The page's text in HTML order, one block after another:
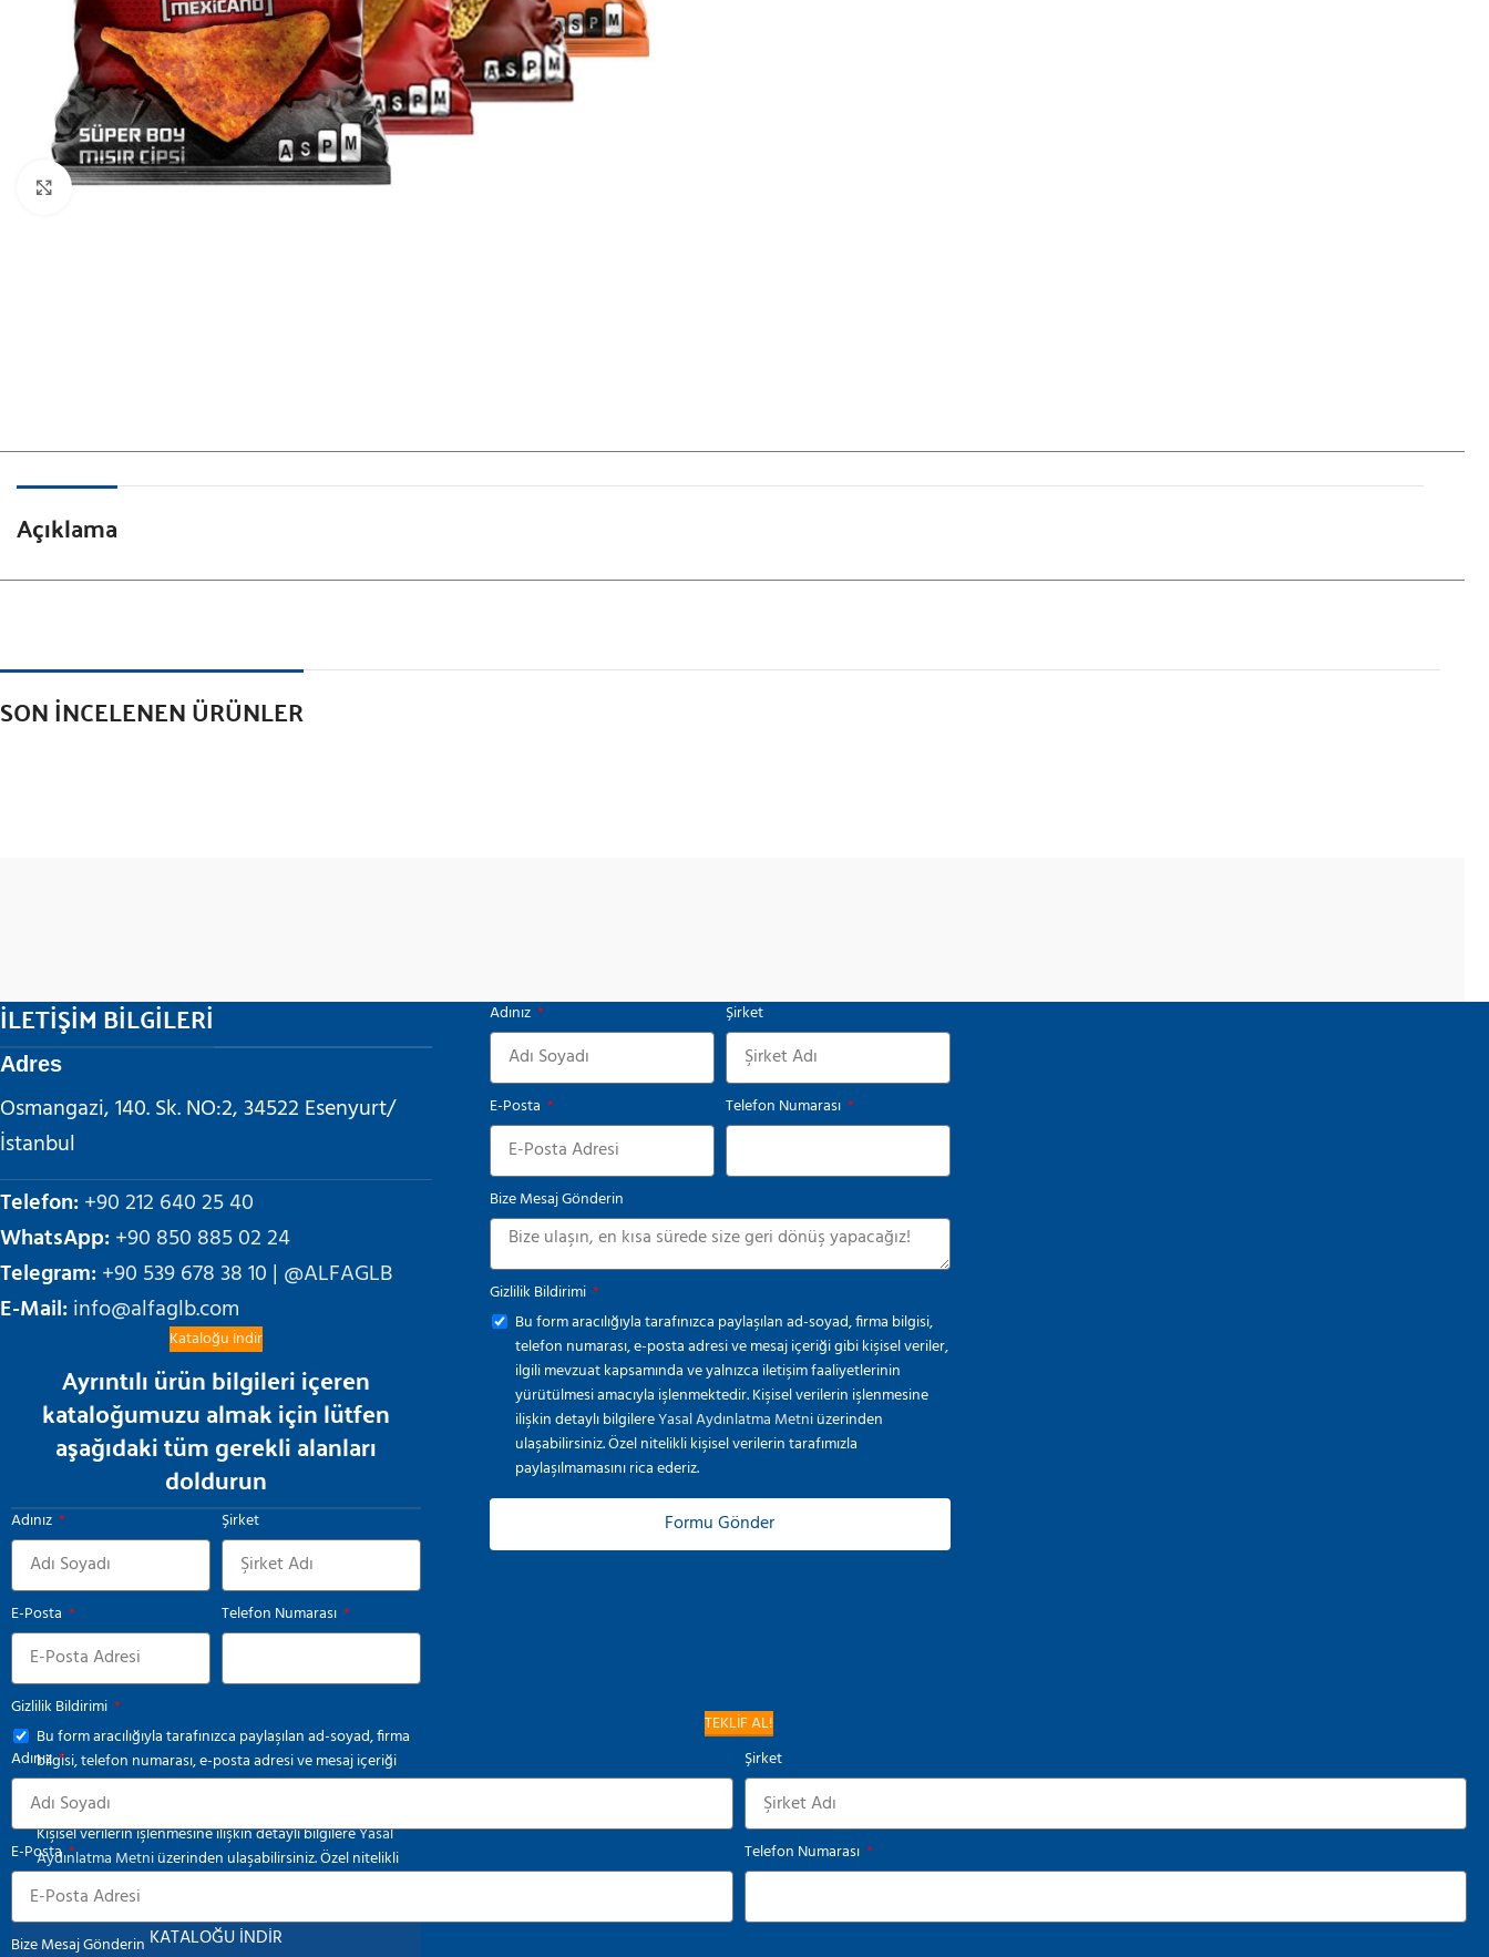
Görüntüle
Açıklama
SON İNCELENEN ÜRÜNLER
İLETİŞİM BİLGİLERİ
Adres
Osmangazi, 140. Sk. NO:2, 34522 Esenyurt/
İstanbul
Telefon:+90 212 640 25 40
WhatsApp:+90 850 885 02 24
Telegram:+90 539 678 38 10 | @ALFAGLB
E-Mail:info@alfaglb.com
Kataloğu İndir
Ayrıntılı ürün bilgileri içeren
kataloğumuzu almak için lütfen
aşağıdaki tüm gerekli alanları
doldurun
Adınız Şirket
E-Posta Telefon Numarası
Gizlilik Bildirimi
Bu form aracılığıyla tarafınızca paylaşılan ad-soyad, firma
bilgisi, telefon numarası, e-posta adresi ve mesaj içeriği
gibi kişisel veriler, ilgili mevzuat kapsamında ve yalnızca
iletişim faaliyetlerinin yürütülmesi amacıyla işlenmektedir.
Kişisel verilerin işlenmesine ilişkin detaylı bilgilereYasal
Aydınlatma Metniüzerinden ulaşabilirsiniz. Özel nitelikli
kişisel verilerin tarafımızla paylaşılmamasını rica ederiz.
KATALOĞU İNDİR
Adınız Şirket
E-Posta Telefon Numarası
Bize Mesaj Gönderin
Gizlilik Bildirimi
Bu form aracılığıyla tarafınızca paylaşılan ad-soyad, firma bilgisi,
telefon numarası, e-posta adresi ve mesaj içeriği gibi kişisel veriler,
ilgili mevzuat kapsamında ve yalnızca iletişim faaliyetlerinin
yürütülmesi amacıyla işlenmektedir. Kişisel verilerin işlenmesine
ilişkin detaylı bilgilereYasal Aydınlatma Metniüzerinden
ulaşabilirsiniz. Özel nitelikli kişisel verilerin tarafımızla
paylaşılmamasını rica ederiz.
Formu Gönder
TEKLİF AL!
Adınız
Şirket
E-Posta Telefon Numarası
Bize Mesaj Gönderin